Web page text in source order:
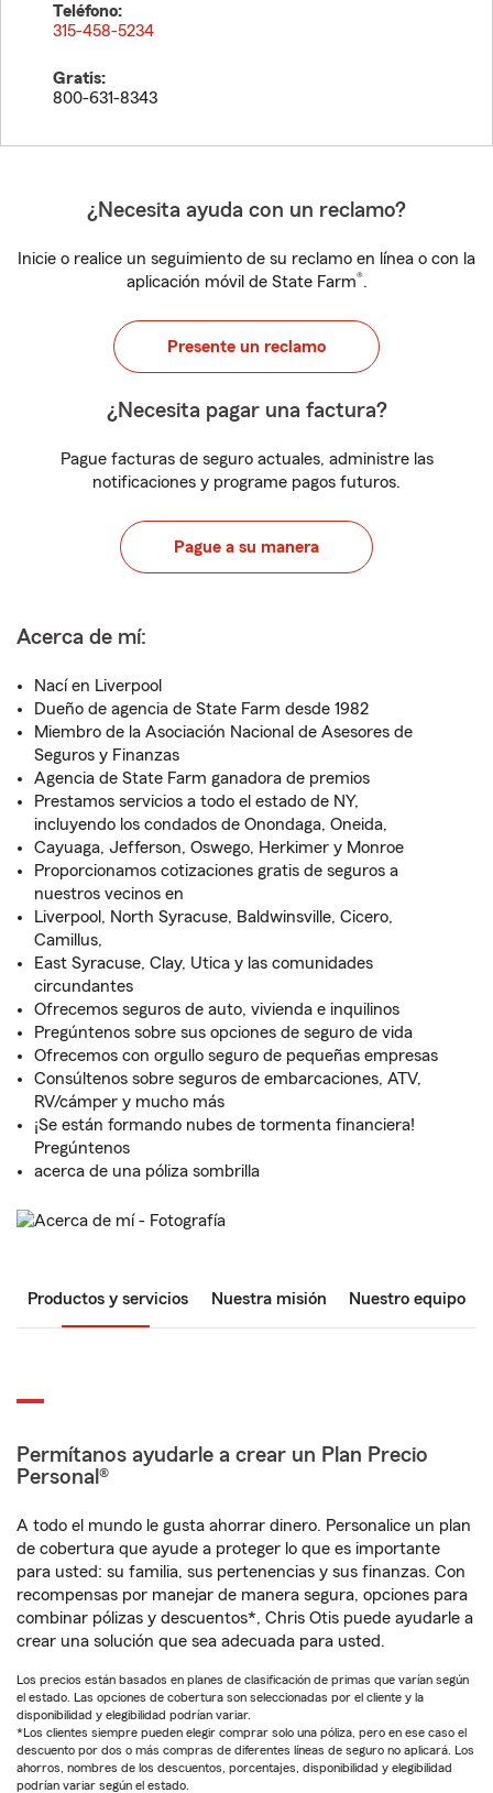
Teléfono:
315-458-5234
Gratis:
800-631-8343
¿Necesita ayuda con un reclamo?
Inicie o realice un seguimiento de su reclamo en línea o con la
aplicación móvil de State Farm®.
Presente un reclamo
¿Necesita pagar una factura?
Pague facturas de seguro actuales, administre las
notificaciones y programe pagos futuros.
Pague a su manera
Acerca de mí:
Nací en Liverpool
Dueño de agencia de State Farm desde 1982
Miembro de la Asociación Nacional de Asesores de
Seguros y Finanzas
Agencia de State Farm ganadora de premios
Prestamos servicios a todo el estado de NY,
incluyendo los condados de Onondaga, Oneida,
Cayuaga, Jefferson, Oswego, Herkimer y Monroe
Proporcionamos cotizaciones gratis de seguros a
nuestros vecinos en
Liverpool, North Syracuse, Baldwinsville, Cicero,
Camillus,
East Syracuse, Clay, Utica y las comunidades
circundantes
Ofrecemos seguros de auto, vivienda e inquilinos
Pregúntenos sobre sus opciones de seguro de vida
Ofrecemos con orgullo seguro de pequeñas empresas
Consúltenos sobre seguros de embarcaciones, ATV,
RV/cámper y mucho más
¡Se están formando nubes de tormenta financiera!
Pregúntenos
acerca de una póliza sombrilla
Productos y servicios Nuestra misión Nuestro equipo
Permítanos ayudarle a crear un Plan Precio
Personal®
A todo el mundo le gusta ahorrar dinero. Personalice un plan
de cobertura que ayude a proteger lo que es importante
para usted: su familia, sus pertenencias y sus finanzas. Con
recompensas por manejar de manera segura, opciones para
combinar pólizas y descuentos*, Chris Otis puede ayudarle a
crear una solución que sea adecuada para usted.
Los precios están basados en planes de clasificación de primas que varían según
el estado. Las opciones de cobertura son seleccionadas por el cliente y la
disponibilidad y elegibilidad podrían variar.
*Los clientes siempre pueden elegir comprar solo una póliza, pero en ese caso el
descuento por dos o más compras de diferentes líneas de seguro no aplicará. Los
ahorros, nombres de los descuentos, porcentajes, disponibilidad y elegibilidad
podrían variar según el estado.